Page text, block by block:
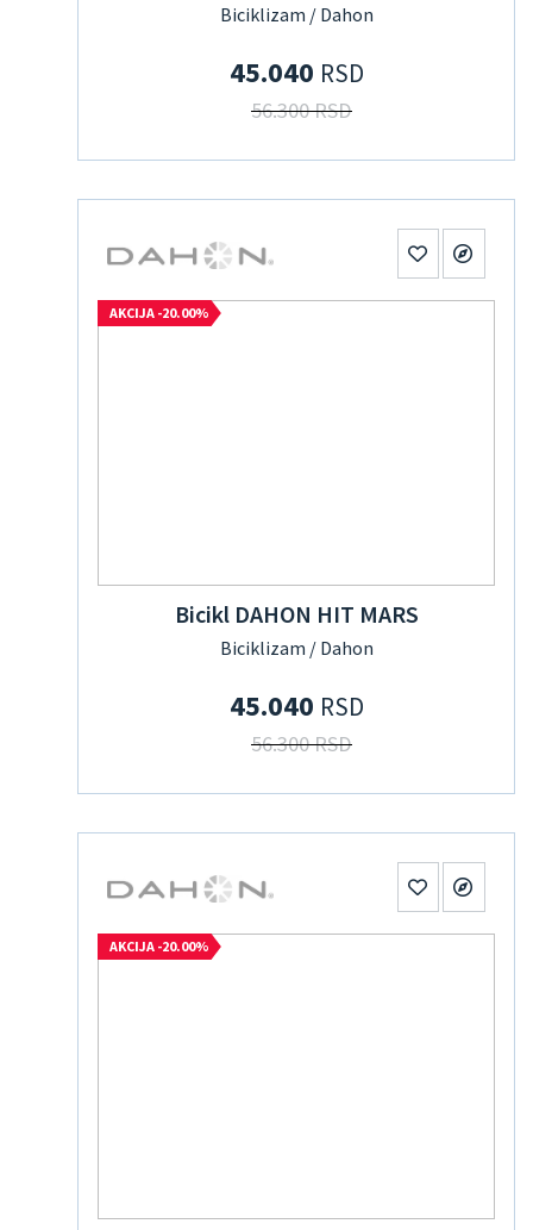
Biciklizam / Dahon
45.040 RSD
56.300 RSD
AKCIJA -20.00%
Bicikl DAHON HIT MARS
Biciklizam / Dahon
45.040 RSD
56.300 RSD
AKCIJA -20.00%